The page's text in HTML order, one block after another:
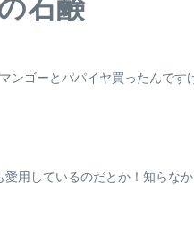
石鹸
ンゴーとパパイヤ買ったんです
用しているのだとか！知らなか